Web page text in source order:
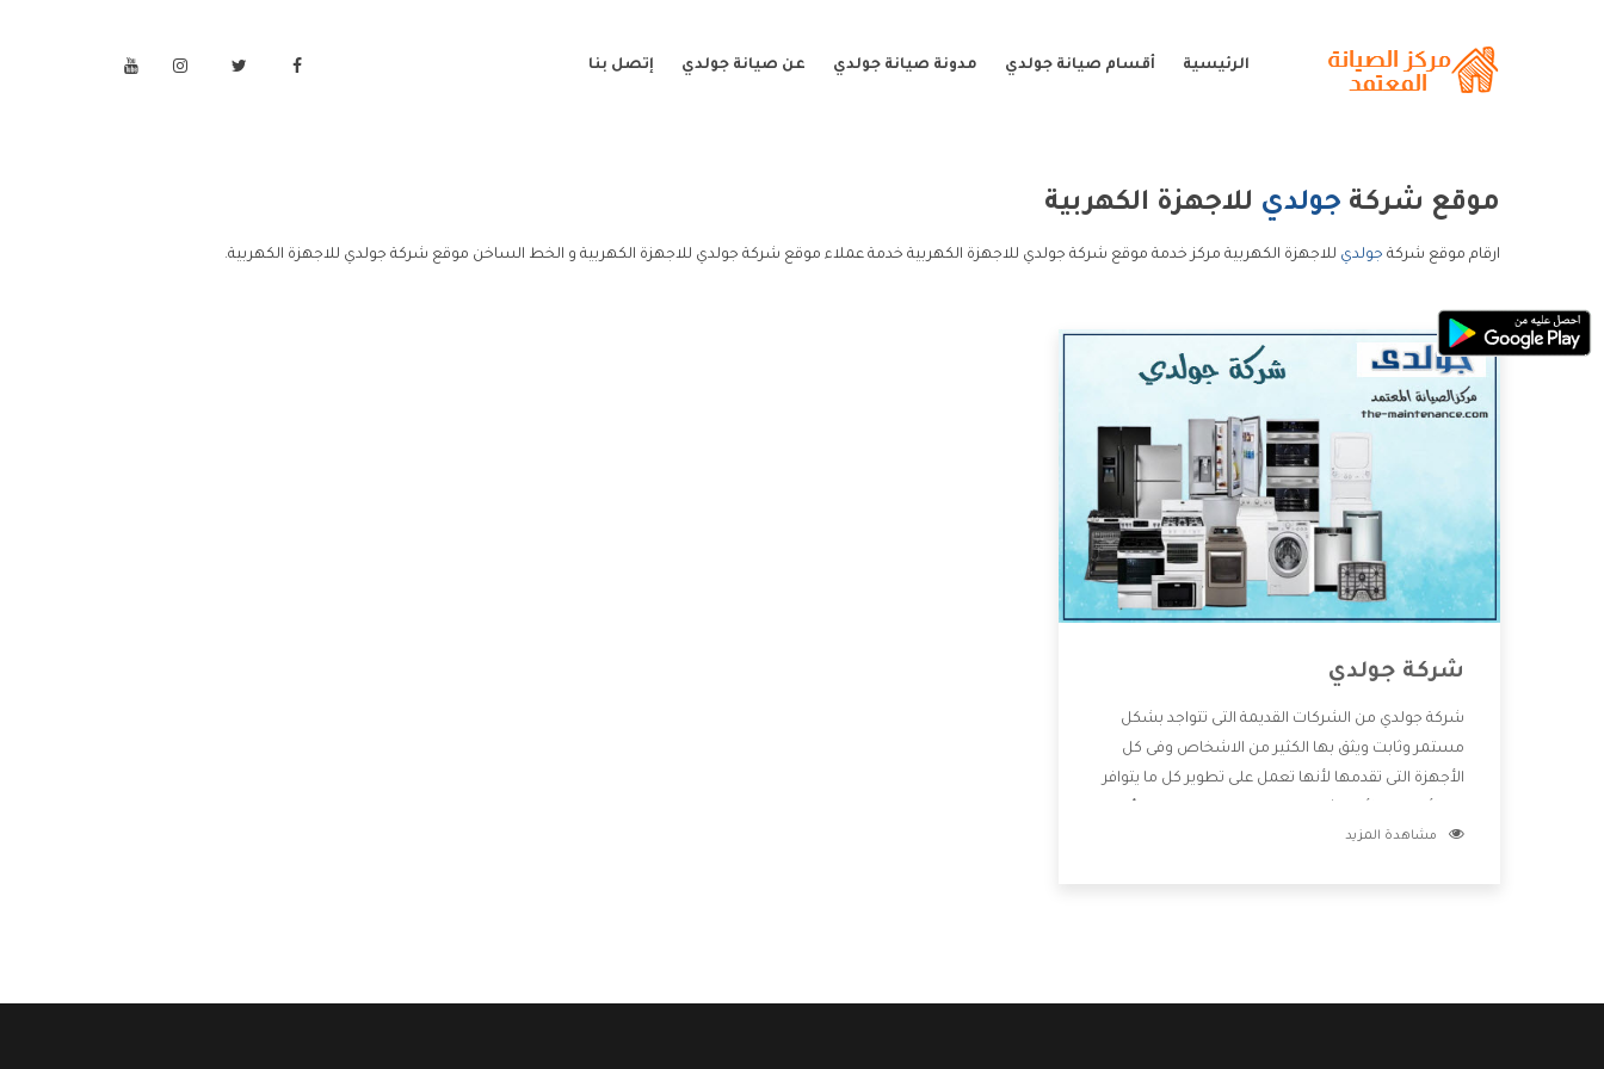
الرئيسية أقسام صيانة جولدي مدونة صيانة جولدي عن صيانة جولدي إتصل بنا
موقع شركة جولدي للاجهزة الكهربية
ارقام موقع شركة جولدي للاجهزة الكهربية مركز خدمة موقع شركة جولدي للاجهزة الكهربية خدمة عملاء موقع شركة جولدي للاجهزة الكهربية و الخط الساخن موقع شركة جولدي للاجهزة الكهربية.
شركة جولدي
شركة جولدي من الشركات القديمة التى تتواجد بشكل
مستمر وثابت ويثق بها الكثير من الاشخاص وفى كل
الأجهزة التى تقدمها لأنها تعمل على تطوير كل ما يتوافر
خدمات ما بعد البيع مع المنتجات وتقدم للعملاء أقوى
مشاهدة المزيد